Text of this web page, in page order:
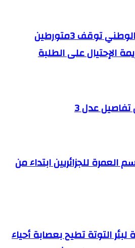
المديرية العامة للأمن الوطني توقف 3متورطين
الإحتيال على الطلبة
عدل 3
العمرة للجزائريين ابتداء من
التوتة تطيح بعصابة أحياء